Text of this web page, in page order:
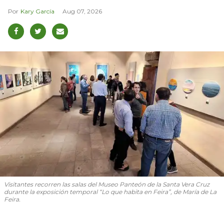
Kary García Aug 07, 2026
Visitantes recorren las salas del Museo Panteón de la Santa Vera Cruz
durante la exposición temporal “Lo que habita en Feira”, de María de La
Feira.